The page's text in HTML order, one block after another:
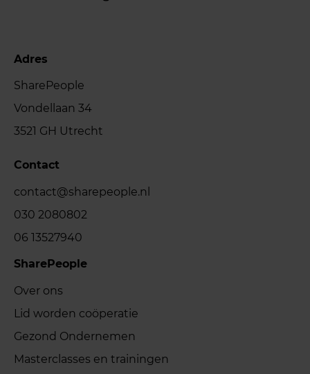
Adres
SharePeople
Vondellaan 34
3521 GH Utrecht
Contact
contact@sharepeople.nl
030 2080802
06 13527940
SharePeople
Over ons
Lid worden coöperatie
Gezond Ondernemen
Masterclasses en trainingen